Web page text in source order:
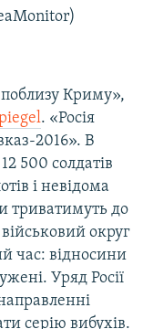
поблизу Криму»,
. «Росія
2016». В
500 солдатів
і невідома
триватимуть до
округ
час: відносини
Уряд Росії
серію вибухів.